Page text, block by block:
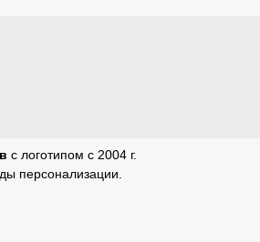
с логотипом с 2004 г.
персонализации.